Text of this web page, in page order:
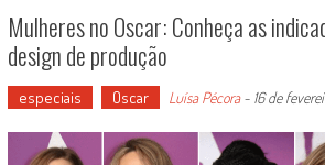
Mulheres no Oscar: Conheça as
design de produção
especiais Oscar Luísa Pécora- 16 de